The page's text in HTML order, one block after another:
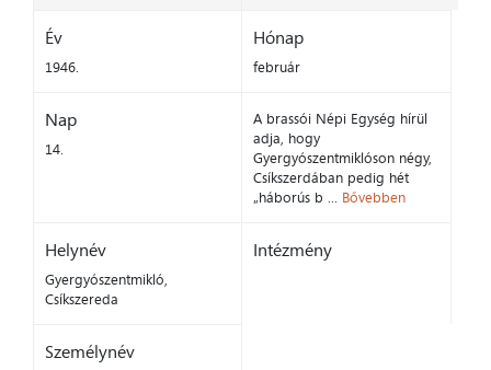
Év
1946.
Hónap
február
Nap
14.
A brassói Népi Egység hírül
adja, hogy
Gyergyószentmiklóson négy,
Csíkszerdában pedig hét
„háborús b ... Bővebben
Helynév
Gyergyószentmikló,
Csíkszereda
Intézmény
Személynév